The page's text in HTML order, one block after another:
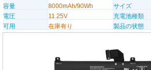
容量
8000mAh/90Wh
サイズ
電圧
11.25V 充電池種類
可用
在庫有り 製品の状態